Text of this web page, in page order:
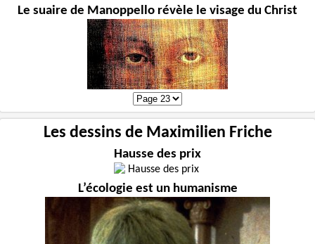
Le suaire de Manoppello révèle le visage du Christ
Les dessins de Maximilien Friche
Hausse des prix
L’écologie est un humanisme